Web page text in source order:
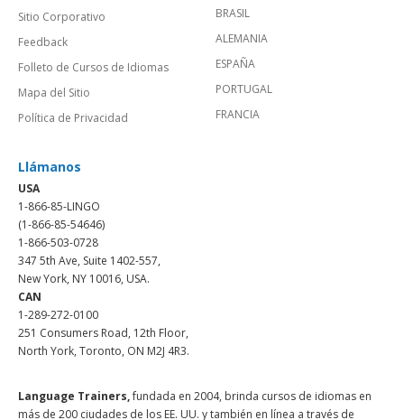
Sitio Corporativo
Feedback
Folleto de Cursos de Idiomas
Mapa del Sitio
Política de Privacidad
BRASIL
ALEMANIA
ESPAÑA
PORTUGAL
FRANCIA
Llámanos
USA
1-866-85-LINGO
(1-866-85-54646)
1-866-503-0728
347 5th Ave, Suite 1402-557,
New York, NY 10016, USA.
CAN
1-289-272-0100
251 Consumers Road, 12th Floor,
North York, Toronto, ON M2J 4R3.
Language Trainers,fundada en 2004, brinda cursos de idiomas en
más de 200 ciudades de los EE. UU. y también en línea a través de